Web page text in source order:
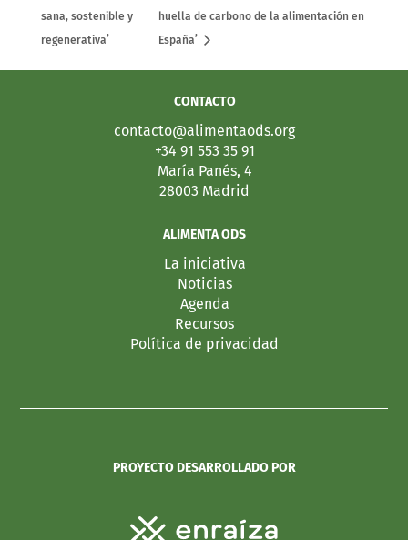
sana, sostenible y
regenerativa’
huella de carbono de la alimentación en
España’
CONTACTO
contacto@alimentaods.org
+34 91 553 35 91
María Panés, 4
28003 Madrid
ALIMENTA ODS
La iniciativa
Noticias
Agenda
Recursos
Política de privacidad
PROYECTO DESARROLLADO POR